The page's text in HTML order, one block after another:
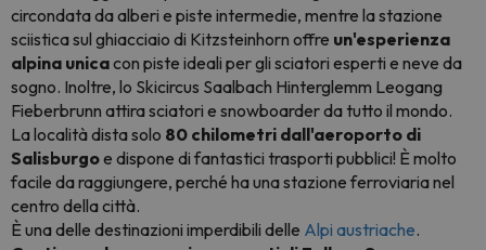
circondata da alberi e piste intermedie, mentre la stazione
sciistica sul ghiacciaio di Kitzsteinhorn offre un'esperienza
alpina unicacon piste ideali per gli sciatori esperti e neve da
sogno. Inoltre, lo Skicircus Saalbach Hinterglemm Leogang
Fieberbrunn attira sciatori e snowboarder da tutto il mondo.
La località dista solo 80 chilometri dall'aeroporto di
Salisburgoe dispone di fantastici trasporti pubblici! È molto
facile da raggiungere, perché ha una stazione ferroviaria nel
centro della città.
È una delle destinazioni imperdibili delle Alpi austriache.